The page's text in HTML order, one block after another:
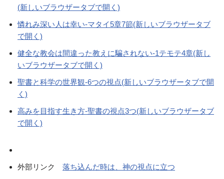
(新しいブラウザータブで開く)
憐れみ深い人は幸い-マタイ5章7節(新しいブラウザータブ
で開く)
健全な教会は間違った教えに騙されない-1テモテ4章(新し
いブラウザータブで開く)
聖書と科学の世界観-6つの視点(新しいブラウザータブで開
く)
高みを目指す生き方-聖書の視点3つ(新しいブラウザータブ
で開く)
外部リンク 落ち込んだ時は、神の視点に立つ